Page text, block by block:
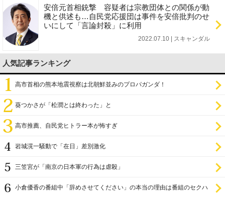
安倍元首相銃撃 容疑者は宗教団体との関係が動
機と供述も…自民党応援団は事件を安倍批判のせ
いにして「言論封殺」に利用
2022.07.10 | スキャンダル
人気記事ランキング
高市首相の熊本地震視察は北朝鮮並みのプロパガンダ！
葵つかさが「松潤とは終わった」と
高市推薦、自民党ヒトラー本が怖すぎ
岩城滉一騒動で「在日」差別激化
三笠宮が「南京の日本軍の行為は虐殺」
小倉優香の番組中「辞めさせてください」の本当の理由は番組のセクハ